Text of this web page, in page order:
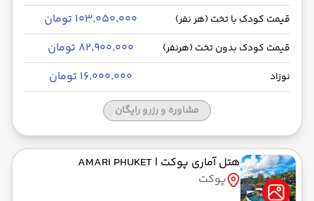
قیمت کودک با تخت (هر نفر) ۱۰۳٬۰۵۰٬۰۰۰ تومان
قیمت کودک بدون تخت (هرنفر) ۸۲٬۹۰۰٬۰۰۰ تومان
نوزاد ۱۶٬۰۰۰٬۰۰۰ تومان
مشاوره و رزرو رایگان
هتل آماری پوکت | AMARI PHUKET
پوکت